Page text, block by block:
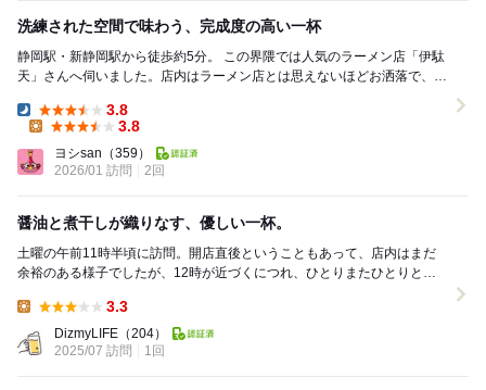
洗練された空間で味わう、完成度の高い一杯
静岡駅・新静岡駅から徒歩約5分。 この界隈では人気のラーメン店「伊駄
天」さんへ伺いました。店内はラーメン店とは思えないほどお洒落で、落
Dinner:
3.8
3.8
ヨシsan （359）
2026/01 訪問
2回
醤油と煮干しが織りなす、優しい一杯。
土曜の午前11時半頃に訪問。開店直後ということもあって、店内はまだ
余裕のある様子でしたが、12時が近づくにつれ、ひとりまたひとりとお
3.3
DizmyLIFE （204）
2025/07 訪問
1回